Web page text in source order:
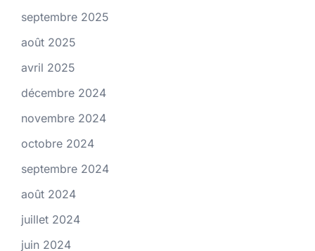
septembre 2025
août 2025
avril 2025
décembre 2024
novembre 2024
octobre 2024
septembre 2024
août 2024
juillet 2024
juin 2024